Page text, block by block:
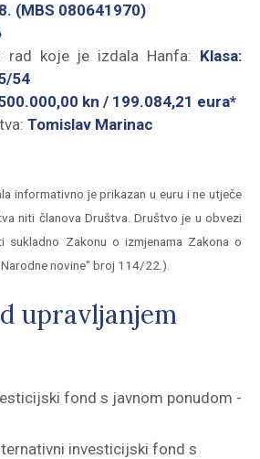
(MBS 080641970)
rad koje je izdala Hanfa: Klasa:
54
kn / 199.084,21 eura*
Tomislav Marinac
informativno je prikazan u euru i ne utječe
niti članova Društva. Društvo je u obvezi
sukladno Zakonu o izmjenama Zakona o
novine" broj 114/22.).
upravljanjem
fond s javnom ponudom -
investicijski fond s